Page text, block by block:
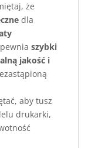
że
dla
szybki
jakość i
aby tusz
drukarki,